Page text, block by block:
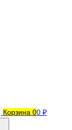
Корзина 00 ₽